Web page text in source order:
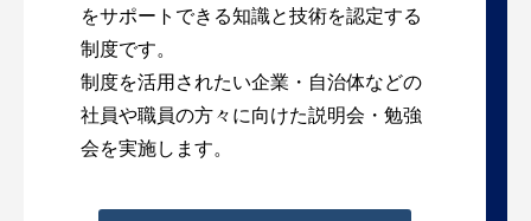
をサポートできる知識と技術を認定する
制度です。
制度を活用されたい企業・自治体などの
社員や職員の方々に向けた説明会・勉強
会を実施します。